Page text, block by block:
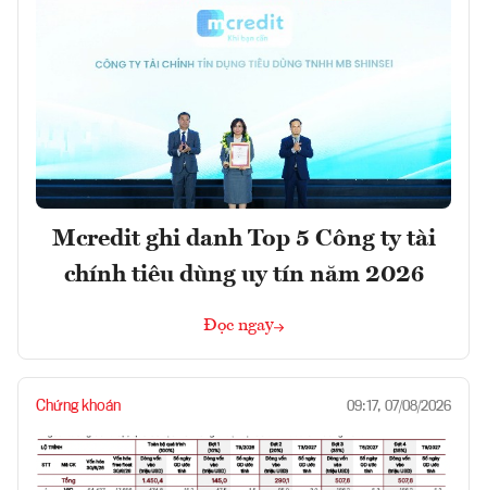
Mcredit ghi danh Top 5 Công ty tài
chính tiêu dùng uy tín năm 2026
Đọc ngay
Chứng khoán 09:17, 07/08/2026